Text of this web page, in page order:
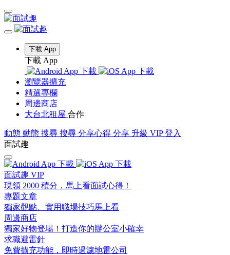
下載 App
下載 App
瀏覽器擴充
精選專欄
周邊商店
大台北租屋 合作
動態 動態 搜尋 搜尋 分享心得 分享 升級 VIP 登入
面試趣
面試趣 VIP
現領 2000 積分，馬上看面試心得！
專題文章
獨家觀點、實用職場技巧馬上看
周邊商店
獨家好物登場！打造你的辦公室小確幸
求職避雷針
免費擴充功能，即時過濾地雷公司